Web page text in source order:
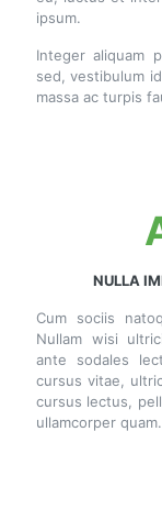
ipsum.
Integer aliquam
sed, vestibulum
massa ac turpis
NULLA
Cum sociis
Nullam wisi
ante sodales
cursus vitae,
cursus lectus,
ullamcorper